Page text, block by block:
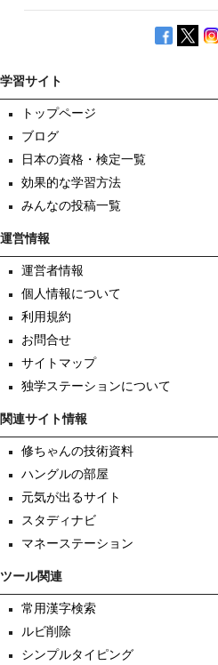
学習サイト
トップページ
ブログ
日本の資格・検定一覧
効果的な学習方法
みんなの投稿一覧
運営情報
運営者情報
個人情報について
利用規約
お問合せ
サイトマップ
独学ステーションについて
関連サイト情報
修ちゃんの技術資料
ハングルの部屋
元気が出るサイト
スタディナビ
マネーステーション
ツール関連
常用漢字検索
ルビ削除
シンプルタイピング